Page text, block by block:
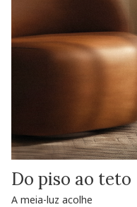
Do piso ao teto
A meia-luz acolhe